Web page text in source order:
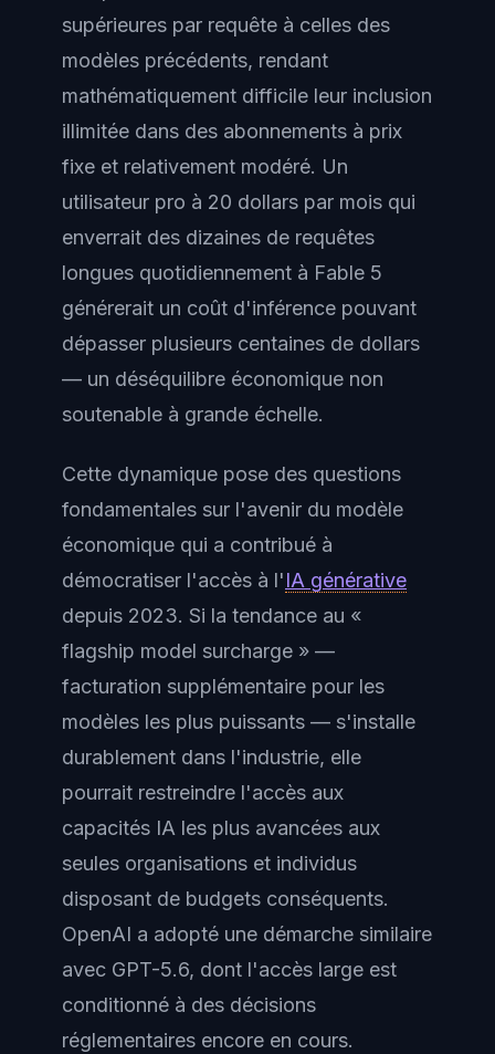
supérieures par requête à celles des
modèles précédents, rendant
mathématiquement difficile leur inclusion
illimitée dans des abonnements à prix
fixe et relativement modéré. Un
utilisateur pro à 20 dollars par mois qui
enverrait des dizaines de requêtes
longues quotidiennement à Fable 5
générerait un coût d'inférence pouvant
dépasser plusieurs centaines de dollars
— un déséquilibre économique non
soutenable à grande échelle.
Cette dynamique pose des questions
fondamentales sur l'avenir du modèle
économique qui a contribué à
démocratiser l'accès à l'IA générative
depuis 2023. Si la tendance au «
flagship model surcharge » —
facturation supplémentaire pour les
modèles les plus puissants — s'installe
durablement dans l'industrie, elle
pourrait restreindre l'accès aux
capacités IA les plus avancées aux
seules organisations et individus
disposant de budgets conséquents.
OpenAI a adopté une démarche similaire
avec GPT-5.6, dont l'accès large est
conditionné à des décisions
réglementaires encore en cours.